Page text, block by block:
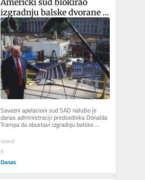
izgradnju balske dvorane u
Beloj kući
Savezni apelacioni sud SAD naložio je
danas administraciji predsednika Donalda
Trampa da obustavi izgradnju balske
dvorane vredne 400 miliona dolara...
latest
6
Danas